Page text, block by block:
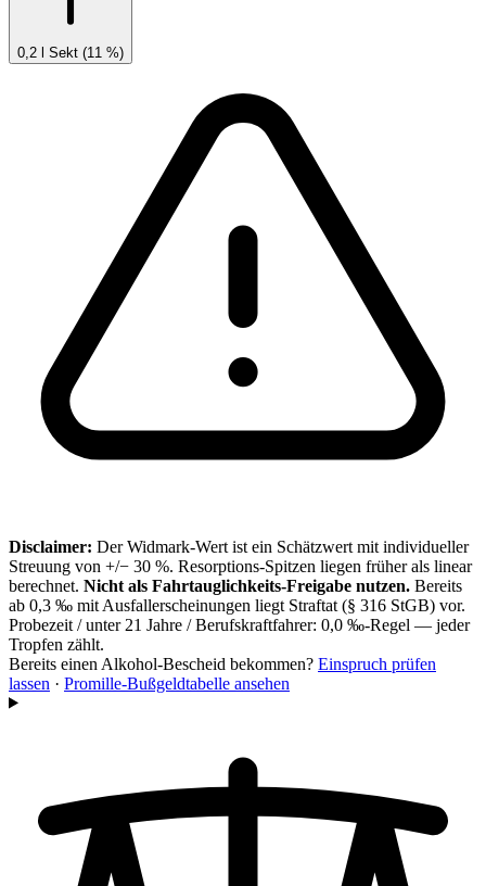
0,2 l Sekt (11 %)
Disclaimer: Der Widmark-Wert ist ein Schätzwert mit individueller
Streuung von +/− 30 %. Resorptions-Spitzen liegen früher als linear
berechnet. Nicht als Fahrtauglichkeits-Freigabe nutzen. Bereits
ab 0,3 ‰ mit Ausfallerscheinungen liegt Straftat (§ 316 StGB) vor.
Probezeit / unter 21 Jahre / Berufskraftfahrer: 0,0 ‰-Regel — jeder
Tropfen zählt.
Bereits einen Alkohol-Bescheid bekommen? Einspruch prüfen
lassen · Promille-Bußgeldtabelle ansehen